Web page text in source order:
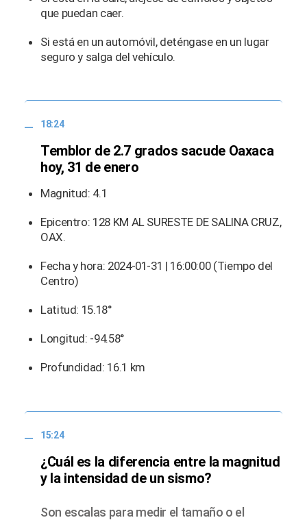
que puedan caer.
Si está en un automóvil, deténgase en un lugar
seguro y salga del vehículo.
18:24
Temblor de 2.7 grados sacude Oaxaca
hoy, 31 de enero
Magnitud: 4.1
Epicentro: 128 KM AL SURESTE DE SALINA CRUZ,
OAX.
Fecha y hora: 2024-01-31 | 16:00:00 (Tiempo del
Centro)
Latitud: 15.18°
Longitud: -94.58°
Profundidad: 16.1 km
15:24
¿Cuál es la diferencia entre la magnitud
y la intensidad de un sismo?
Son escalas para medir el tamaño o el